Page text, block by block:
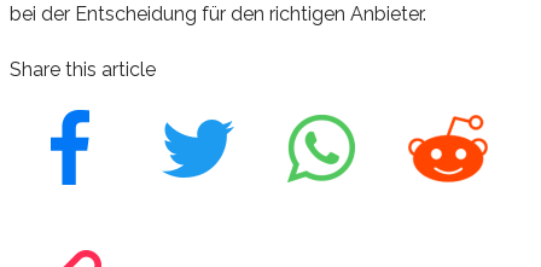
bei der Entscheidung für den richtigen Anbieter.
Share this article